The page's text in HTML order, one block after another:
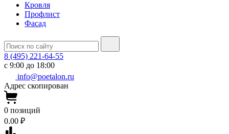
Кровля
Профлист
Фасад
8 (495) 221-64-55
с 9:00 до 18:00
info@poetalon.ru
Адрес скопирован
0 позиций
0.00 ₽